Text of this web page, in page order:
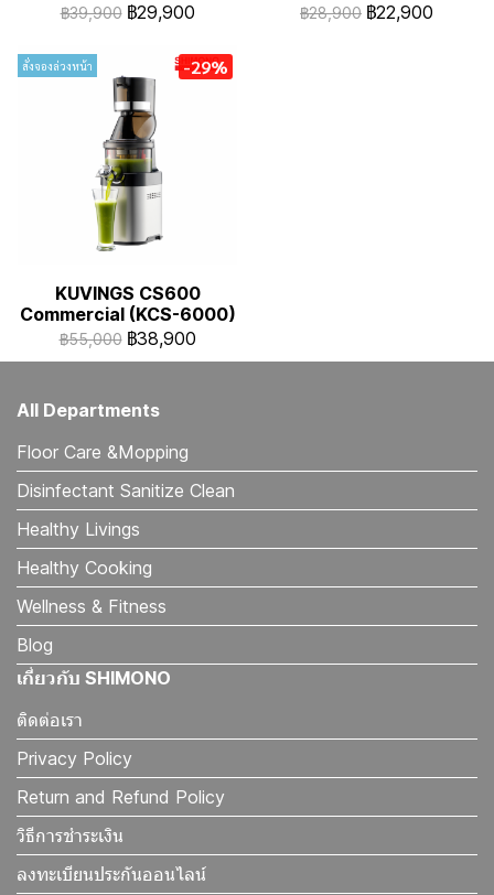
฿39,900 ฿29,900 ฿28,900 ฿22,900
สั่งจองล่วงหน้า -29%
KUVINGS CS600
Commercial (KCS-6000)
฿55,000 ฿38,900
All Departments
Floor Care &Mopping
Disinfectant Sanitize Clean
Healthy Livings
Healthy Cooking
Wellness & Fitness
Blog
เกี่ยวกับ SHIMONO
ติดต่อเรา
Privacy Policy
Return and Refund Policy
วิธีการชำระเงิน
ลงทะเบียนประกันออนไลน์